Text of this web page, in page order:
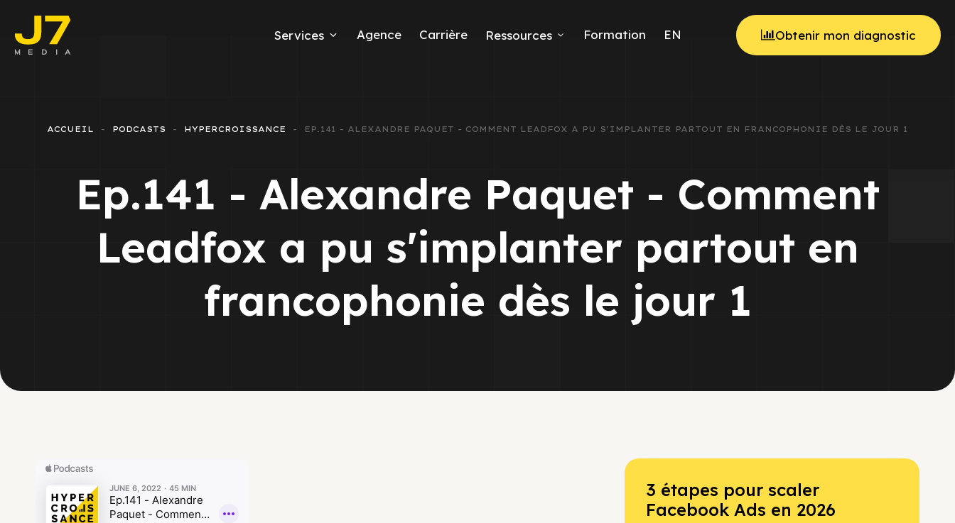
Services
E-commerce
Google Ads
Rapports Meta Ads
Agence Carrière Ressources Formation EN Obtenir mon diagnostic
ACCUEIL PODCASTS HYPERCROISSANCE EP.141 - ALEXANDRE PAQUET - COMMENT LEADFOX A PU S'IMPLANTER PARTOUT EN FRANCOPHONIE DÈS LE JOUR 1
Ep.141 - Alexandre Paquet - Comment
Leadfox a pu s'implanter partout en
francophonie dès le jour 1
3 étapes pour scaler
Facebook Ads en 2026